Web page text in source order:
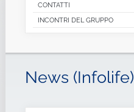
CONTATTI
INCONTRI DEL GRUPPO
News (Infolife)